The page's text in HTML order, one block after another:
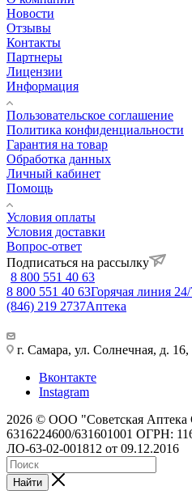
Новости
Отзывы
Контакты
Партнеры
Лицензии
Информация
Пользовательское соглашение
Политика конфиденциальности
Гарантия на товар
Обработка данных
Личный кабинет
Помощь
Условия оплаты
Условия доставки
Вопрос-ответ
Подписаться на рассылку
8 800 551 40 63
8 800 551 40 63Горячая линия
(846) 219 2737Аптека
г. Самара, ул. Солнечная, д.
Вконтакте
Instagram
2026 © ООО "Советская
6316224600/631601001 ОГРН:
ЛО-63-02-001812 от 09.12.2016
Найти